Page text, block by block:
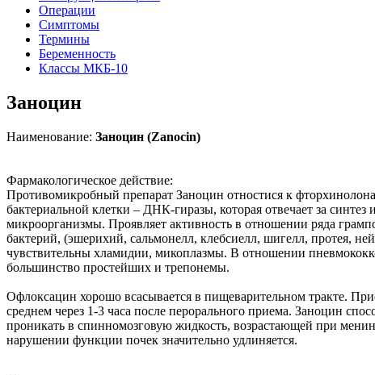
Операции
Симптомы
Термины
Беременность
Классы МКБ-10
Заноцин
Наименование: Заноцин (Zanocin)
Фармакологическое действие:
Противомикробный препарат Заноцин отностися к
бактериальной клетки – ДНК-гиразы, которая отвечает за
микроорганизмы. Проявляет активность в отношении ряда
бактерий, (эшерихий, сальмонелл, клебсиелл, шигелл, протея,
чувствительны хламидии, микоплазмы. В отношении
большинство простейших и трепонемы.
Офлоксацин хорошо всасывается в пищеварительном тракте.
среднем через 1-3 часа после перорального приема. Заноцин
проникать в спинномозговую жидкость, возрастающей при
нарушении функции почек значительно удлиняется.